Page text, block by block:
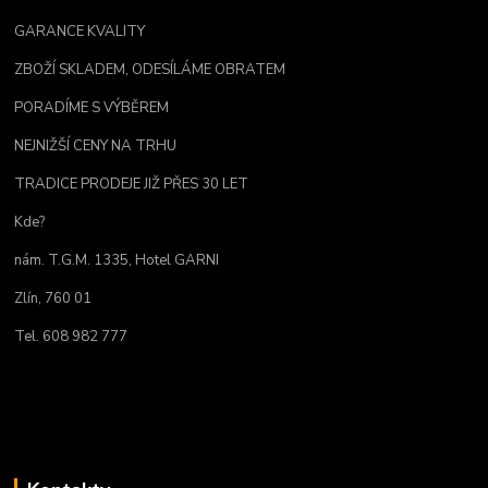
GARANCE KVALITY
ZBOŽÍ SKLADEM, ODESÍLÁME OBRATEM
PORADÍME S VÝBĚREM
NEJNIŽŠÍ CENY NA TRHU
TRADICE PRODEJE JIŽ PŘES 30 LET
Kde?
nám. T.G.M. 1335, Hotel GARNI
Zlín, 760 01
Tel. 608 982 777